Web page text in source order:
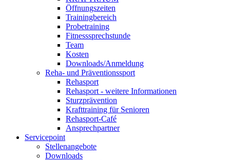
Öffnungszeiten
Trainingbereich
Probetraining
Fitnesssprechstunde
Team
Kosten
Downloads/Anmeldung
Reha- und Präventionssport
Rehasport
Rehasport - weitere Informationen
Sturzprävention
Krafttraining für Senioren
Rehasport-Café
Ansprechpartner
Servicepoint
Stellenangebote
Downloads